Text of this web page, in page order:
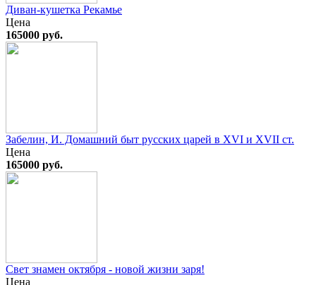
Диван-кушетка Рекамье
Цена
165000 руб.
Забелин, И. Домашний быт русских царей в XVI и XVII ст.
Цена
165000 руб.
Свет знамен октября - новой жизни заря!
Цена